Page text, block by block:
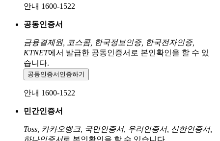
안내 1600-1522
공동인증서
금융결제원, 코스콤, 한국정보인증, 한국전자인증,
KTNET에서 발급한 공동인증서로 본인확인을 할 수 있
습니다.
공동인증서 인증하기
안내 1600-1522
민간인증서
Toss, 카카오뱅크, 국민인증서, 우리인증서, 신한인증서,